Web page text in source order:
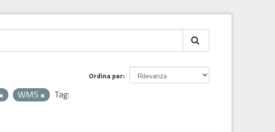
Ordina per
WMS
Tag: